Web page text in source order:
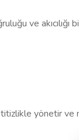
ve akıcılığı
yönetir ve